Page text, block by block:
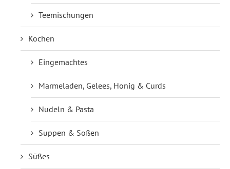
Teemischungen
Kochen
Eingemachtes
Marmeladen, Gelees, Honig & Curds
Nudeln & Pasta
Suppen & Soßen
Süßes